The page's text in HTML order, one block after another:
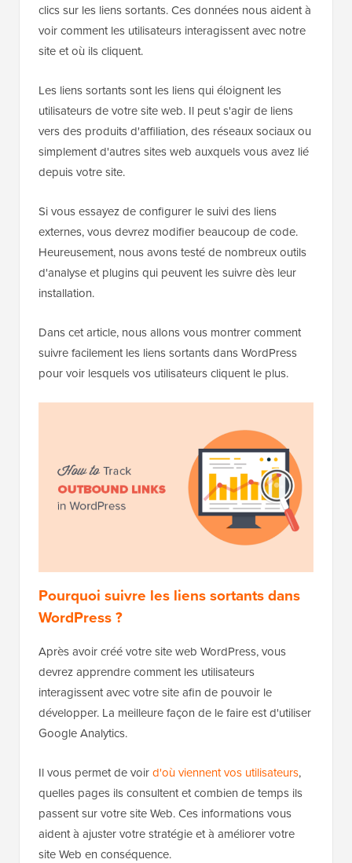
clics sur les liens sortants. Ces données nous aident à
voir comment les utilisateurs interagissent avec notre
site et où ils cliquent.
Les liens sortants sont les liens qui éloignent les
utilisateurs de votre site web. Il peut s'agir de liens
vers des produits d'affiliation, des réseaux sociaux ou
simplement d'autres sites web auxquels vous avez lié
depuis votre site.
Si vous essayez de configurer le suivi des liens
externes, vous devrez modifier beaucoup de code.
Heureusement, nous avons testé de nombreux outils
d'analyse et plugins qui peuvent les suivre dès leur
installation.
Dans cet article, nous allons vous montrer comment
suivre facilement les liens sortants dans WordPress
pour voir lesquels vos utilisateurs cliquent le plus.
Pourquoi suivre les liens sortants dans
WordPress ?
Après avoir créé votre site web WordPress, vous
devrez apprendre comment les utilisateurs
interagissent avec votre site afin de pouvoir le
développer. La meilleure façon de le faire est d'utiliser
Google Analytics.
Il vous permet de voird'où viennent vos utilisateurs,
quelles pages ils consultent et combien de temps ils
passent sur votre site Web. Ces informations vous
aident à ajuster votre stratégie et à améliorer votre
site Web en conséquence.